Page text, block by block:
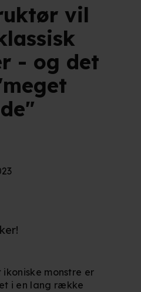
vil
- og det
monstre er
i en lang række